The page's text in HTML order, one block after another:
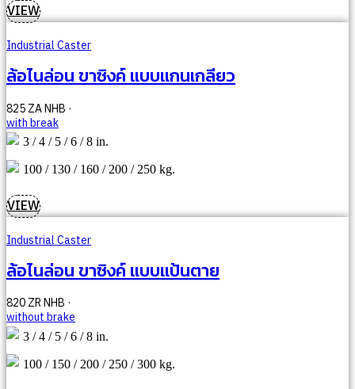
VIEW
Industrial Caster
ล้อไนล่อน ขาซิงค์ แบบแกนเกลียว
825 ZA NHB ·
with break
3 / 4 / 5 / 6 / 8 in.
100 / 130 / 160 / 200 / 250 kg.
VIEW
Industrial Caster
ล้อไนล่อน ขาซิงค์ แบบแป้นตาย
820 ZR NHB ·
without brake
3 / 4 / 5 / 6 / 8 in.
100 / 150 / 200 / 250 / 300 kg.